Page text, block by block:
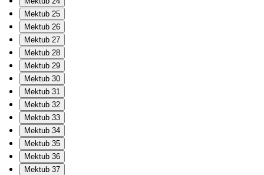
Mektub 25
Mektub 26
Mektub 27
Mektub 28
Mektub 29
Mektub 30
Mektub 31
Mektub 32
Mektub 33
Mektub 34
Mektub 35
Mektub 36
Mektub 37